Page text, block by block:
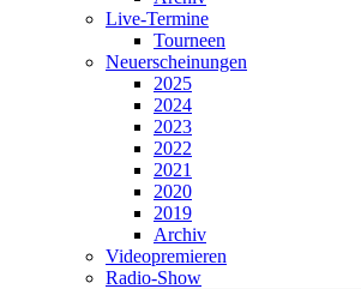
Live-Termine
Tourneen
Neuerscheinungen
2025
2024
2023
2022
2021
2020
2019
Archiv
Videopremieren
Radio-Show